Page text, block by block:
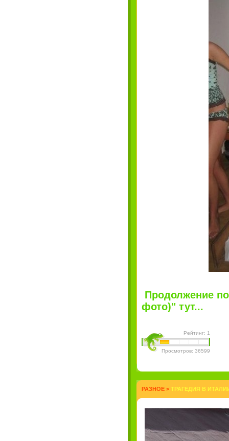
Продолжение
фото)" тут...
Рейтинг: 1
Просмотров: 36599
РАЗНОЕ > ТРАГЕДИЯ В